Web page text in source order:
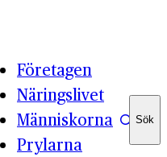
Företagen
Näringslivet
Människorna
Prylarna
Sök
Sök